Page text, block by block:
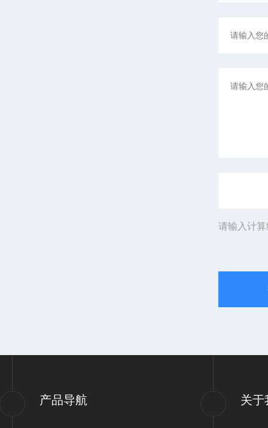
请输入计
产品导航 关于